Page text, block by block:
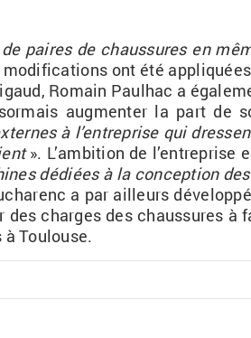
paires de chaus­sures en
mo­di­fi­ca­tions ont été
, Ro­main Paul­hac a
aug­men­ter la part de
à l’en­tre­prise qui
». L’am­bi­tion de l’en­tre­prise
dé­diées à la concep­tion
a par ailleurs
charges des chaus­sures à
à Tou­louse.